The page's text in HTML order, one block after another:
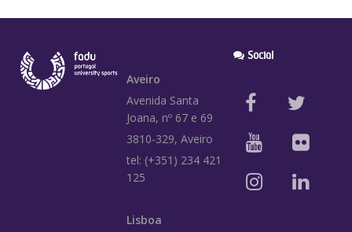
Aveiro
Avenida Santa
Joana, nº 67 e 69
3810-329, Aveiro
tel: (+351) 234 421
125
Lisboa
Social